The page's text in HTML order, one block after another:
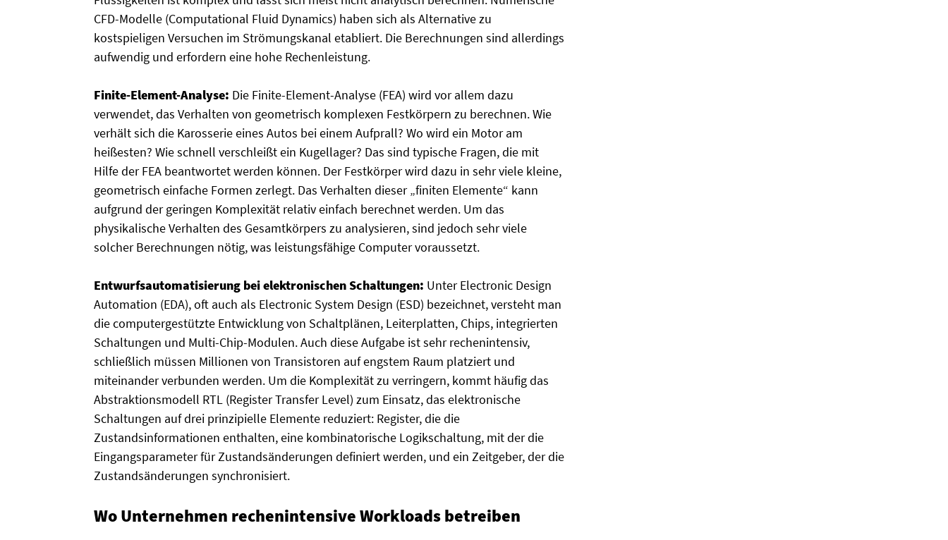
CFD-Modelle (Computational Fluid Dynamics) haben sich als Alternative zu
kostspieligen Versuchen im Strömungskanal etabliert. Die Berechnungen sind allerdings
aufwendig und erfordern eine hohe Rechenleistung.
Finite-Element-Analyse: Die Finite-Element-Analyse (FEA) wird vor allem dazu
verwendet, das Verhalten von geometrisch komplexen Festkörpern zu berechnen. Wie
verhält sich die Karosserie eines Autos bei einem Aufprall? Wo wird ein Motor am
heißesten? Wie schnell verschleißt ein Kugellager? Das sind typische Fragen, die mit
Hilfe der FEA beantwortet werden können. Der Festkörper wird dazu in sehr viele kleine,
geometrisch einfache Formen zerlegt. Das Verhalten dieser „finiten Elemente“ kann
aufgrund der geringen Komplexität relativ einfach berechnet werden. Um das
physikalische Verhalten des Gesamtkörpers zu analysieren, sind jedoch sehr viele
solcher Berechnungen nötig, was leistungsfähige Computer voraussetzt.
Entwurfsautomatisierung bei elektronischen Schaltungen: Unter Electronic Design
Automation (EDA), oft auch als Electronic System Design (ESD) bezeichnet, versteht man
die computergestützte Entwicklung von Schaltplänen, Leiterplatten, Chips, integrierten
Schaltungen und Multi-Chip-Modulen. Auch diese Aufgabe ist sehr rechenintensiv,
schließlich müssen Millionen von Transistoren auf engstem Raum platziert und
miteinander verbunden werden. Um die Komplexität zu verringern, kommt häufig das
Abstraktionsmodell RTL (Register Transfer Level) zum Einsatz, das elektronische
Schaltungen auf drei prinzipielle Elemente reduziert: Register, die die
Zustandsinformationen enthalten, eine kombinatorische Logikschaltung, mit der die
Eingangsparameter für Zustandsänderungen definiert werden, und ein Zeitgeber, der die
Zustandsänderungen synchronisiert.
Wo Unternehmen rechenintensive Workloads betreiben